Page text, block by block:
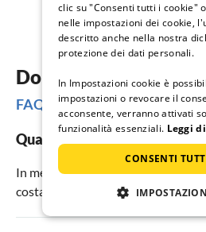
Domande frequenti
FAQs
Quanto costa un alloggio per
In media, gli appartamenti e le case
costano
€ a notte.
clic su "Consenti tutti i cookie"
nelle impostazioni dei cookie,
descritto anche nella nostra
protezione dei dati personali.
In Impostazioni cookie è
impostazioni o revocare il
acconsente, verranno attivati
funzionalità essenziali. Leggi
CONSENTI